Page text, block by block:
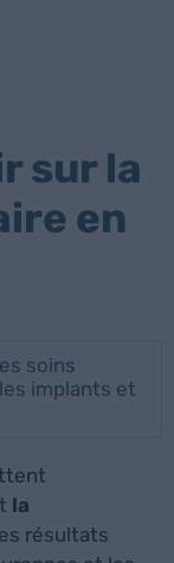
sur la
en
soins
implants et
la
résultats